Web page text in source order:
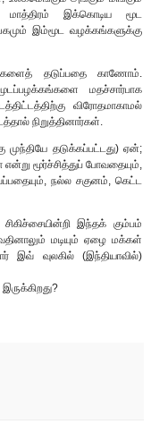
மாத்திரம் இக்கொடிய மூட
இம்மூட வழக்கங்களுக்கு
தடுப்பதை காணோம்.
மதச்சார்பாக
விரோதமாகாமல்
நிறுத்தினார்கள்.
தடுக்கப்பட்டது) ஏன்;
மூர்ச்சித்துப் போவதையும்,
நல்ல சகுனம், கெட்ட
இந்தக் கும்பம்
மடியும் ஏழை மக்கள்
இவ் வுலகில் (இந்தியாவில்)